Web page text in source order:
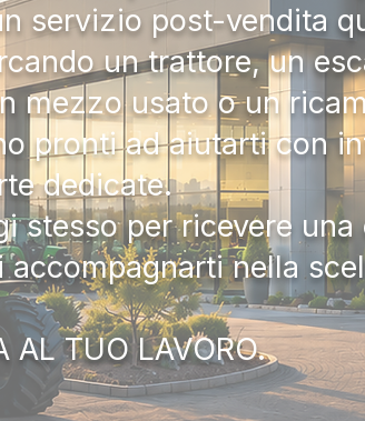
servizio post-vendita
un trattore, un
mezzo usato o un
pronti ad aiutarti con
dedicate.
stesso per ricevere
accompagnarti nella
AL TUO LAVORO.